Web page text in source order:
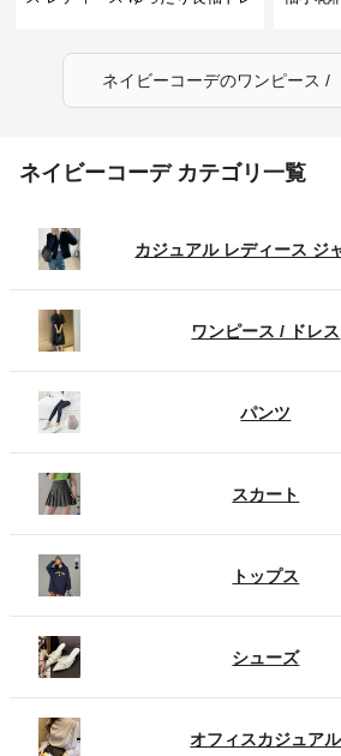
ネイビーコーデのワンピース /
ネイビーコーデ カテゴリ一覧
カジュアル レディース ジ
ワンピース / ドレス
パンツ
スカート
トップス
シューズ
オフィスカジュアル